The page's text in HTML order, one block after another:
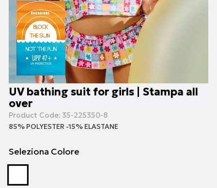
UV bathing suit for girls | Stampa all
over
Product Code: 35-225350-8
85% POLYESTER -15% ELASTANE
Seleziona Colore